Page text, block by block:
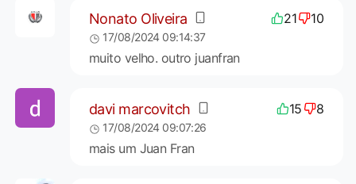
Nonato Oliveira 21 10
17/08/2024 09:14:37
muito velho. outro juanfran
davi marcovitch 15 8
17/08/2024 09:07:26
mais um Juan Fran